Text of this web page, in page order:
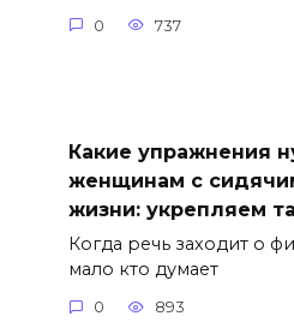
0 737
Какие упражнения
женщинам с
жизни: укрепляем
Когда речь заходит о
мало кто думает
0 893